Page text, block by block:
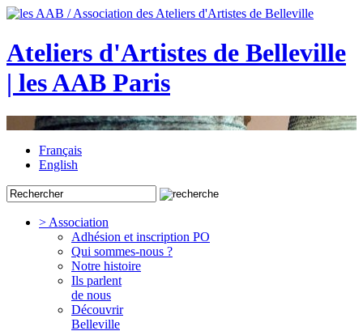
Ateliers d'Artistes de Belleville
| les AAB Paris
Français
English
> Association
Adhésion et inscription PO
Qui sommes-nous ?
Notre histoire
Ils parlent
de nous
Découvrir
Belleville